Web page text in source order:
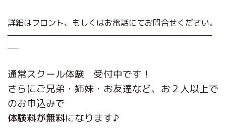
詳細はフロント、もしくはお電話にてお問合せください。
———————————————————————————
—–
通常スクール体験 受付中です！
さらにご兄弟・姉妹・お友達など、お２人以上で
のお申込みで
体験料が無料になります♪